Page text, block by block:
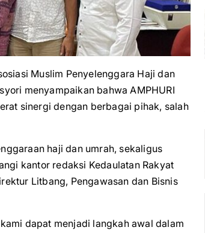
Muslim Penyelenggara Haji dan
menyampaikan bahwa AMPHURI
sinergi dengan berbagai pihak, salah
haji dan umrah, sekaligus
kantor redaksi Kedaulatan Rakyat
Litbang, Pengawasan dan Bisnis
dapat menjadi langkah awal dalam